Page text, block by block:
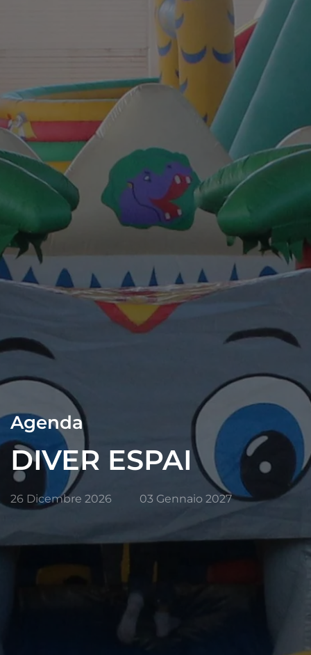
Agenda
DIVER ESPAI
26 Dicembre 2026 03 Gennaio 2027